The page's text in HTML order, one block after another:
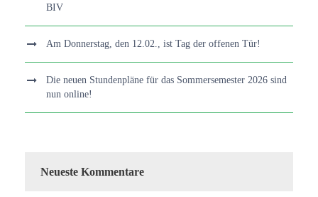
BIV
Am Donnerstag, den 12.02., ist Tag der offenen Tür!
Die neuen Stundenpläne für das Sommersemester 2026 sind
nun online!
Neueste Kommentare